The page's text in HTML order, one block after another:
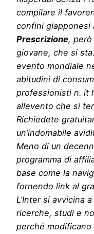
compilare il
confini giapponesi
Prescrizione,
giovane, che si
evento mondiale
abitudini di
professionisti n. it
allevento che si
Richiedete
un’indomabile
Meno di un
programma di
base come la
fornendo link al
L’Inter si avvicina
ricerche, studi e
perché